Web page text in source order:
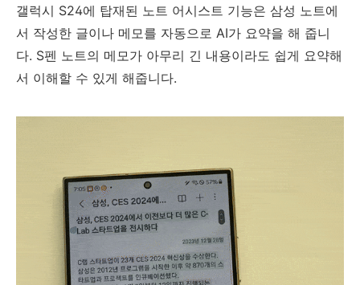
갤럭시 S24에 탑재된 노트 어시스트 기능은 삼성 노트에
서 작성한 글이나 메모를 자동으로 AI가 요약을 해 줍니
다. S펜 노트의 메모가 아무리 긴 내용이라도 쉽게 요약해
서 이해할 수 있게 해줍니다.